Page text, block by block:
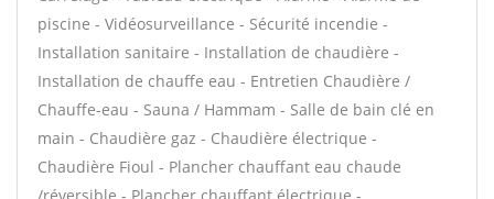
piscine - Vidéosurveillance - Sécurité incendie -
Installation sanitaire - Installation de chaudière -
Installation de chauffe eau - Entretien Chaudière /
Chauffe-eau - Sauna / Hammam - Salle de bain clé en
main - Chaudière gaz - Chaudière électrique -
Chaudière Fioul - Plancher chauffant eau chaude